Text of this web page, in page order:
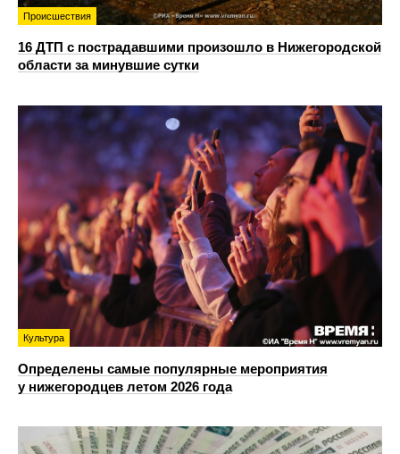
Происшествия
16 ДТП с пострадавшими произошло в Нижегородской
области за минувшие сутки
Культура
Определены самые популярные мероприятия
у нижегородцев летом 2026 года